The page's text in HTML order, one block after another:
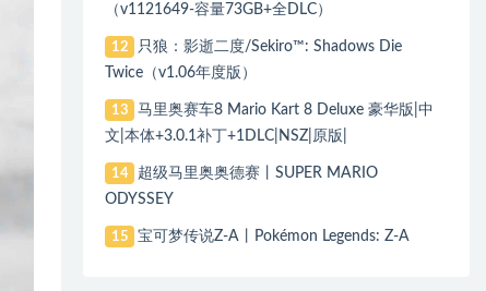
（v1121649-容量73GB+全DLC）
12
只狼：影逝二度/Sekiro™: Shadows Die
Twice（v1.06年度版）
13
马里奥赛车8 Mario Kart 8 Deluxe 豪华版|中
文|本体+3.0.1补丁+1DLC|NSZ|原版|
14
超级马里奥奥德赛丨SUPER MARIO
ODYSSEY
15 宝可梦传说Z-A丨Pokémon Legends: Z-A